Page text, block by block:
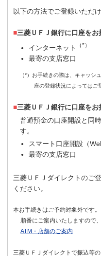
以下の方法でご登録いただけ
■三菱ＵＦＪ銀行に口座をお
インターネット
（*）
最寄の支店窓口
（*）お手続きの際は、キャッシ
座の登録状況によってはご
■三菱ＵＦＪ銀行に口座をお
普通預金の口座開設と同
す。
スマート口座開設（
最寄の支店窓口
三菱ＵＦＪダイレクトのご
ください。
本お手続きはご予約対象外です。
順番にご案内いたしますので
ATM・店舗のご案内
三菱ＵＦＪダイレクトで振込等